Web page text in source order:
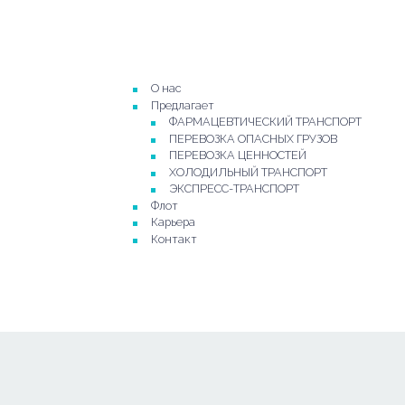
О нас
Предлагает
ФАРМАЦЕВТИЧЕСКИЙ ТРАНСПОРТ
ПЕРЕВОЗКА ОПАСНЫХ ГРУЗОВ
ПЕРЕВОЗКА ЦЕННОСТЕЙ
ХОЛОДИЛЬНЫЙ ТРАНСПОРТ
ЭКСПРЕСС-ТРАНСПОРТ
Флот
Карьера
Контакт